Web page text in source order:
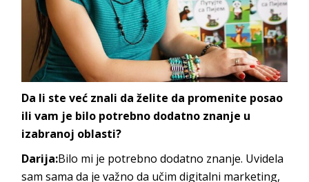
Da li ste već znali da želite da promenite posao
ili vam je bilo potrebno dodatno znanje u
izabranoj oblasti?
Darija:Bilo mi je potrebno dodatno znanje. Uvidela
sam sama da je važno da učim digitalni marketing,